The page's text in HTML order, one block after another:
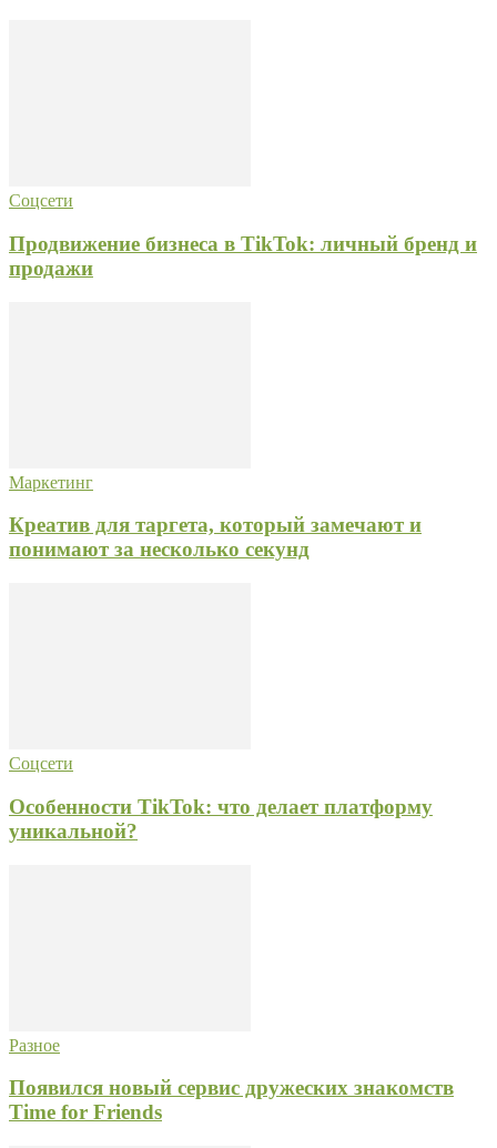
Соцсети
Продвижение бизнеса в TikTok: личный бренд и
продажи
Маркетинг
Креатив для таргета, который замечают и
понимают за несколько секунд
Соцсети
Особенности TikTok: что делает платформу
уникальной?
Разное
Появился новый сервис дружеских знакомств
Time for Friends